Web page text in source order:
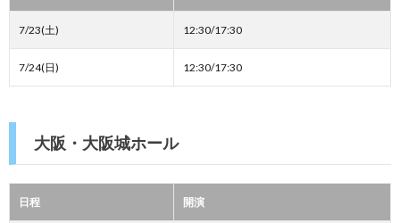
7/23(土) 12:30/17:30
7/24(日) 12:30/17:30
大阪・大阪城ホール
日程 開演